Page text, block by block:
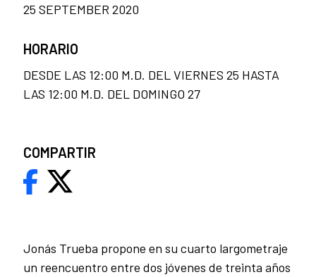
Jonás Trueba propone en su cuarto largometraje
un reencuentro entre dos jóvenes de treinta años
25 SEPTEMBER 2020
HORARIO
DESDE LAS 12:00 M.D. DEL VIERNES 25 HASTA
LAS 12:00 M.D. DEL DOMINGO 27
COMPARTIR